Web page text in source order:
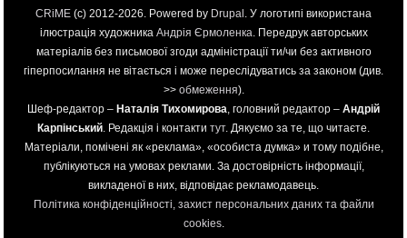
CRiME (c) 2012-2026. Powered by Drupal . У логотипі використана
ілюстрація художника Андрія Єрмоленка . Передрук авторських
матеріалів без письмової згоди адміністрації ти/чи без активного
гіперпосилання не вітається і може переслідуватись за законом (див.
>> обмеження).
Шеф-редактор – Наталія Тихомирова , головний редактор – Андрій
Карпінський . Редакція і контакти тут. Дякуємо за те, що читаєте.
Матеріали, помічені як «реклама», «особиста думка» и тому подібне,
публікуються на умовах реклами. За достовірність інформації,
викладеної в них, відповідає рекламодавець.
Політика конфіденційності, захист персональних даних та файли
cookies.